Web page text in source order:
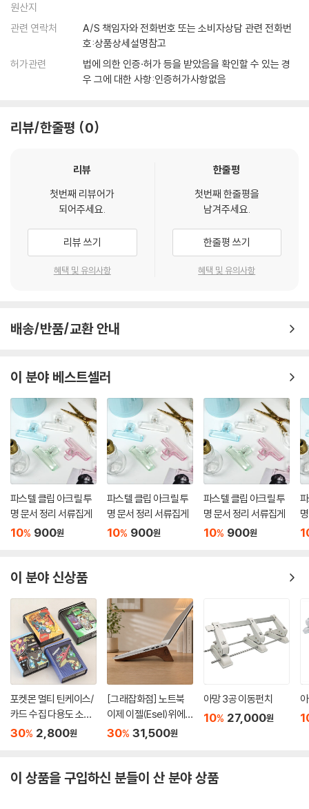
원산지
관련 연락처
A/S 책임자와 전화번호 또는 소비자상담 관련 전화번
호:상품상세설명참고
허가관련
법에 의한 인증·허가 등을 받았음을 확인할 수 있는 경
우 그에 대한 사항:인증허가사항없음
리뷰/한줄평 0
리뷰
첫번째 리뷰어가
되어주세요.
리뷰 쓰기
혜택 및 유의사항
한줄평
첫번째 한줄평을
남겨주세요.
한줄평 쓰기
혜택 및 유의사항
배송/반품/교환 안내
이 분야 베스트셀러
파스텔 클립 아크릴 투
명 문서 정리 서류집게
10% 900원
파스텔 클립 아크릴 투
명 문서 정리 서류집게
10% 900원
파스텔 클립 아크릴 투
명 문서 정리 서류집게
10% 900원
이 분야 신상품
포켓몬 멀티 틴케이스/
카드 수집 다용도 소품
보관함
30% 2,800원
[그래잡화점] 노트북
이제 이젤(Esel)위에
올리세요.프리미엄 원
30% 31,500원
아망 3공 이동펀치
10% 27,000원
이 상품을 구입하신 분들이 산 분야 상품